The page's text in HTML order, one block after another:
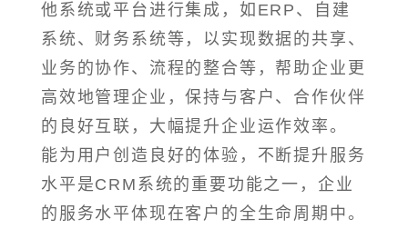
他系统或平台进行集成，如ERP、自建
系统、财务系统等，以实现数据的共享、
业务的协作、流程的整合等，帮助企业更
高效地管理企业，保持与客户、合作伙伴
的良好互联，大幅提升企业运作效率。
能为用户创造良好的体验，不断提升服务
水平是CRM系统的重要功能之一，企业
的服务水平体现在客户的全生命周期中。